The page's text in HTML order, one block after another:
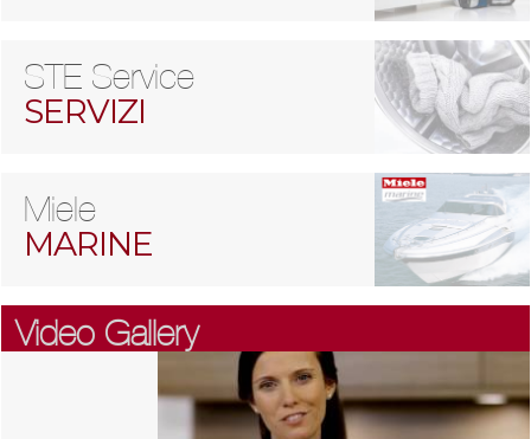
STE Service
SERVIZI
Miele
MARINE
Video Gallery